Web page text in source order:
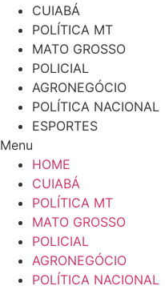
CUIABÁ
POLÍTICA MT
MATO GROSSO
POLICIAL
AGRONEGÓCIO
POLÍTICA NACIONAL
ESPORTES
Menu
HOME
CUIABÁ
POLÍTICA MT
MATO GROSSO
POLICIAL
AGRONEGÓCIO
POLÍTICA NACIONAL